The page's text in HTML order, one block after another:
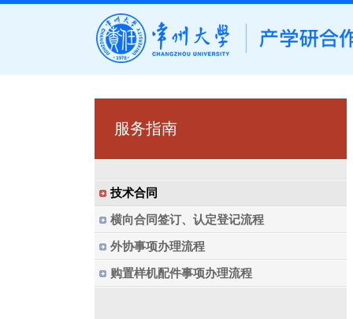
服务指南
技术合同
横向合同签订、认定登记流程
外协事项办理流程
购置样机配件事项办理流程